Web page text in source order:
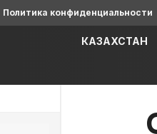
Политика конфиденциальности
КАЗАХСТАН